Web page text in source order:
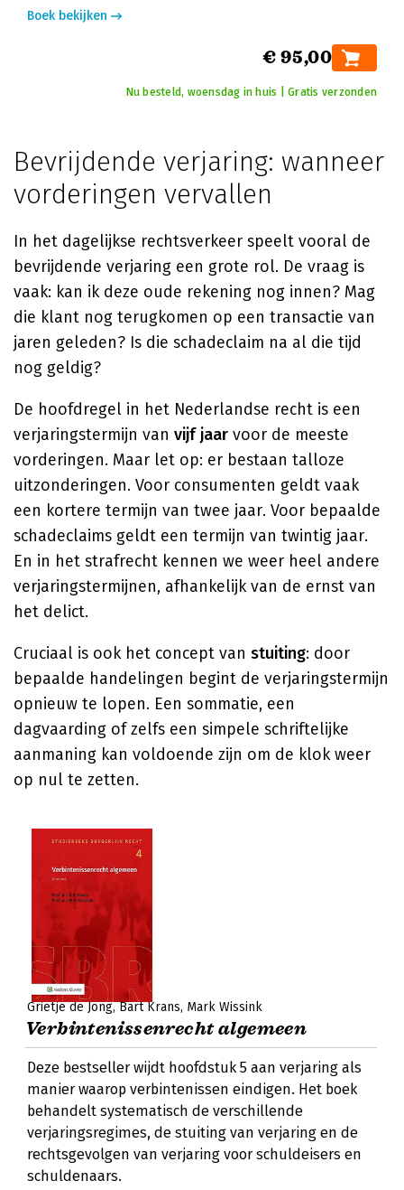
Boek bekijken
€ 95,00
Nu besteld, woensdag in huis | Gratis verzonden
Bevrijdende verjaring: wanneer
vorderingen vervallen
In het dagelijkse rechtsverkeer speelt vooral de
bevrijdende verjaring een grote rol. De vraag is
vaak: kan ik deze oude rekening nog innen? Mag
die klant nog terugkomen op een transactie van
jaren geleden? Is die schadeclaim na al die tijd
nog geldig?
De hoofdregel in het Nederlandse recht is een
verjaringstermijn van vijf jaar voor de meeste
vorderingen. Maar let op: er bestaan talloze
uitzonderingen. Voor consumenten geldt vaak
een kortere termijn van twee jaar. Voor bepaalde
schadeclaims geldt een termijn van twintig jaar.
En in het strafrecht kennen we weer heel andere
verjaringstermijnen, afhankelijk van de ernst van
het delict.
Cruciaal is ook het concept van stuiting: door
bepaalde handelingen begint de verjaringstermijn
opnieuw te lopen. Een sommatie, een
dagvaarding of zelfs een simpele schriftelijke
aanmaning kan voldoende zijn om de klok weer
op nul te zetten.
Grietje de Jong Bart Krans Mark Wissink
Verbintenissenrecht algemeen
Deze bestseller wijdt hoofdstuk 5 aan verjaring als
manier waarop verbintenissen eindigen. Het boek
behandelt systematisch de verschillende
verjaringsregimes, de stuiting van verjaring en de
rechtsgevolgen van verjaring voor schuldeisers en
schuldenaars.